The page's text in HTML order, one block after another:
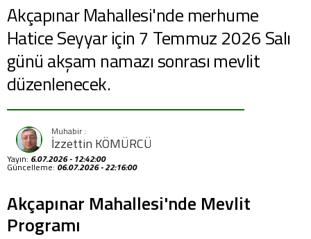
Akçapınar Mahallesi'nde merhume
Hatice Seyyar için 7 Temmuz 2026 Salı
günü akşam namazı sonrası mevlit
düzenlenecek.
İzzettin KÖMÜRCÜ
Yayın: 6.07.2026 - 12:42:00
Güncelleme: 06.07.2026 - 22:16:00
Akçapınar Mahallesi'nde Mevlit
Programı